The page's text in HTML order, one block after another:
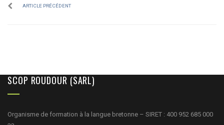
ARTICLE PRÉCÉDENT
SCOP ROUDOUR (SARL)
Organisme de formation à la langue bretonne – SIRET : 400 952 685 000